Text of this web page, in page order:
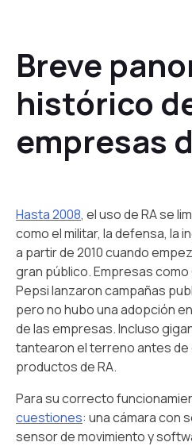
Breve
histórico
empresas
Hasta 2008, el uso de RA se
como el militar, la defensa, la
a partir de 2010 cuando
gran público. Empresas como
Pepsi lanzaron campañas
pero no hubo una adopción
de las empresas. Incluso
tantearon el terreno antes
productos de RA.
Para su correcto
cuestiones: una cámara con
sensor de movimiento y